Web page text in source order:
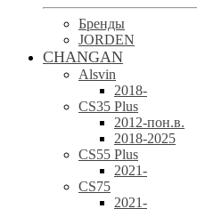
Бренды
JORDEN
CHANGAN
Alsvin
2018-
CS35 Plus
2012-пон.в.
2018-2025
CS55 Plus
2021-
CS75
2021-